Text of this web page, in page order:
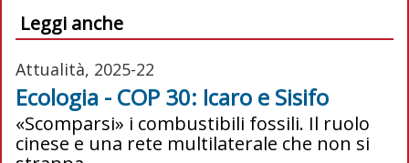
Leggi anche
Attualità, 2025-22
Ecologia - COP 30: Icaro e Sisifo
«Scomparsi» i combustibili fossili. Il ruolo
cinese e una rete multilaterale che non si